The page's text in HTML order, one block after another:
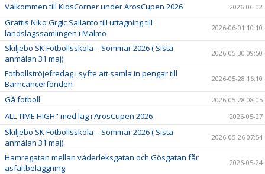
Välkommen till KidsCorner under ArosCupen 2026 2026-06-02
Grattis Niko Grgic Sallanto till uttagning till
landslagssamlingen i Malmö
2026-06-01 10:10
Skiljebo SK Fotbollsskola – Sommar 2026 ( Sista
anmälan 31 maj)
2026-05-30 09:50
Fotbollströjefredag i syfte att samla in pengar till
Barncancerfonden
2026-05-28 16:10
Gå fotboll 2026-05-28 08:05
ALL TIME HIGH" med lag i ArosCupen 2026 2026-05-27
Skiljebo SK Fotbollsskola – Sommar 2026 ( Sista
anmälan 31 maj)
2026-05-26 07:54
Hamregatan mellan väderleksgatan och Gösgatan får
asfaltbeläggning
2026-05-24